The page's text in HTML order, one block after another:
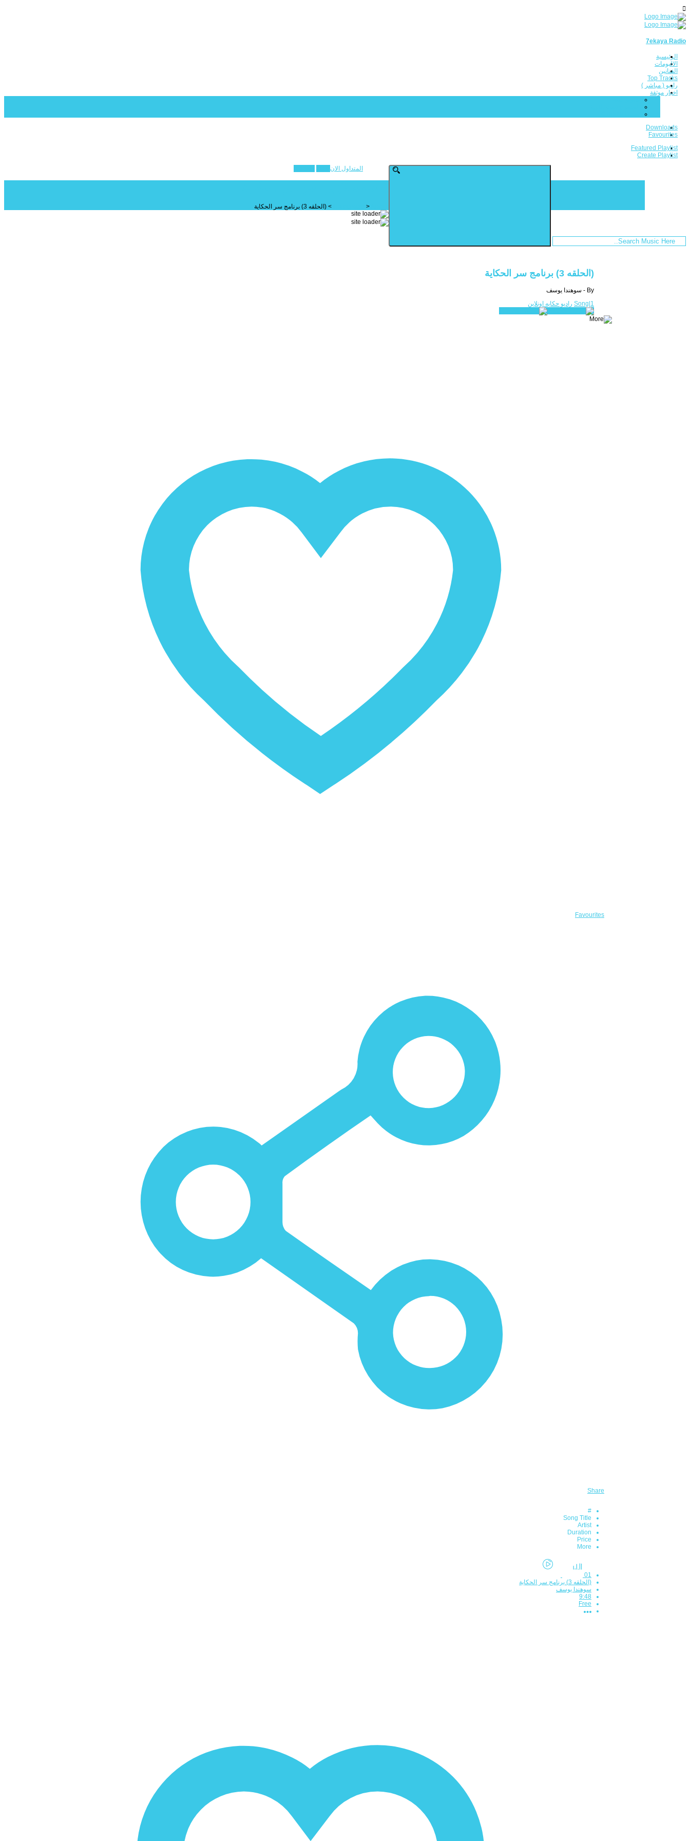
7ekaya Radio
الرئيسية
الالبومات
الفنانين
Top Tracks
راديو ( مباشر )
اخبار موثقة
Downloads
Favourites
Featured Playlist
Create Playlist
المتداول الان
>
> (الحلقه 3) برنامج سر الحكاية
(الحلقه 3) برنامج سر الحكاية
By - سوهندا يوسف
Song|1 راديو حكايه اونلاين
Favourites
Share
#
Song Title
Artist
Duration
Price
More
01
(الحلقه 3) برنامج سر الحكاية
سوهندا يوسف
9:48
Free